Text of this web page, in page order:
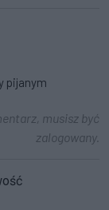
pijanym
musisz być
zalogowany.